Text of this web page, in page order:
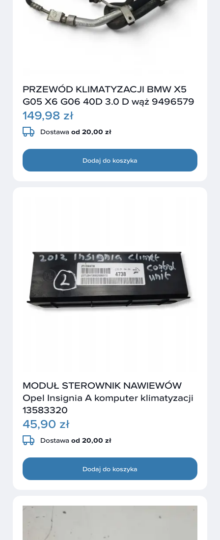
PRZEWÓD KLIMATYZACJI BMW X5
G05 X6 G06 40D 3.0 D wąż 9496579
149,98 zł
Dostawa od 20,00 zł
Dodaj do koszyka
MODUŁ STEROWNIK NAWIEWÓW
Opel Insignia A komputer klimatyzacji
13583320
45,90 zł
Dostawa od 20,00 zł
Dodaj do koszyka